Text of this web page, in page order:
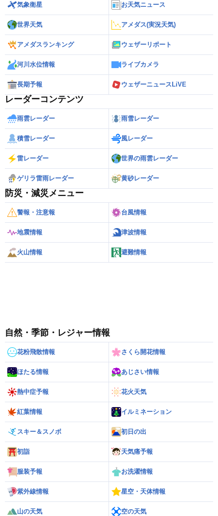
気象衛星 お天気ニュース
世界天気 アメダス(実況天気)
アメダスランキング ウェザーリポート
河川水位情報 ライブカメラ
長期予報 ウェザーニュースLiVE
レーダーコンテンツ
雨雲レーダー 雨雪レーダー
積雪レーダー 風レーダー
雷レーダー 世界の雨雲レーダー
ゲリラ雷雨レーダー 黄砂レーダー
防災・減災メニュー
警報・注意報 台風情報
地震情報 津波情報
火山情報 避難情報
自然・季節・レジャー情報
花粉飛散情報 さくら開花情報
ほたる情報 あじさい情報
熱中症予報 花火天気
紅葉情報 イルミネーション
スキー＆スノボ 初日の出
初詣 天気痛予報
服装予報 お洗濯情報
紫外線情報 星空・天体情報
山の天気 空の天気